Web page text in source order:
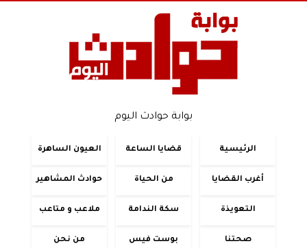
بوابة حوادث اليوم
الرئيسية قضايا الساعة العيون الساهرة
أغرب القضايا من الحياة حوادث المشاهير
التعويذة سكة الندامة ملاعب و متاعب
صحتنا بوست فيس من نحن